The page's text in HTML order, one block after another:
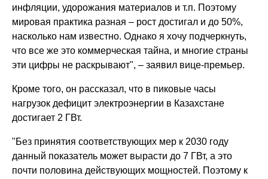
инфляции, удорожания материалов и т.п. Поэтому
мировая практика разная – рост достигал и до 50%,
насколько нам известно. Однако я хочу подчеркнуть,
что все же это коммерческая тайна, и многие страны
эти цифры не раскрывают", – заявил вице-премьер.
Кроме того, он рассказал, что в пиковые часы
нагрузок дефицит электроэнергии в Казахстане
достигает 2 ГВт.
"Без принятия соответствующих мер к 2030 году
данный показатель может вырасти до 7 ГВт, а это
почти половина действующих мощностей. Поэтому к